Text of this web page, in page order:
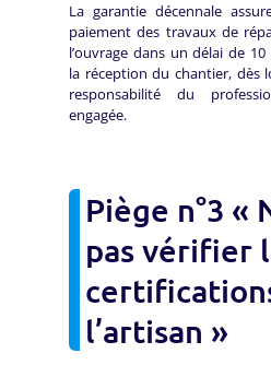
La garantie décennale
paiement des travaux de
l’ouvrage dans un délai de
la réception du chantier, dès
responsabilité du
engagée.
Piège n°3 «
pas vérifier
l’artisan »